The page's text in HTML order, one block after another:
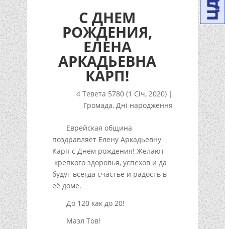
С ДНЕМ
РОЖДЕНИЯ,
ЕЛЕНА
АРКАДЬЕВНА
КАРП!
4 Тевета 5780 (1 Січ, 2020) |
Громада,Дні народження
Еврейская община
поздравляет Елену Аркадьевну
Карп с Днем рождения! Желают
крепкого здоровья, успехов и да
будут всегда счастье и радость в
её доме.
До 120 как до 20!
Мазл Тов!